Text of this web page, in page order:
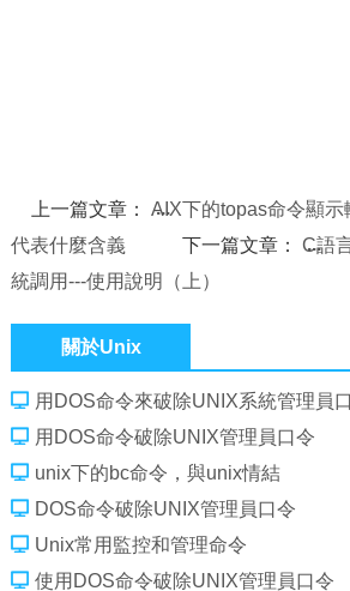
上一篇文章：AIX下的topas命令顯
代表什麼含義
下一篇文章： C語
統調用---使用說明（上）
關於Unix
用DOS命令來破除UNIX系統管理員
用DOS命令破除UNIX管理員口令
unix下的bc命令，與unix情結
DOS命令破除UNIX管理員口令
Unix常用監控和管理命令
使用DOS命令破除UNIX管理員口令